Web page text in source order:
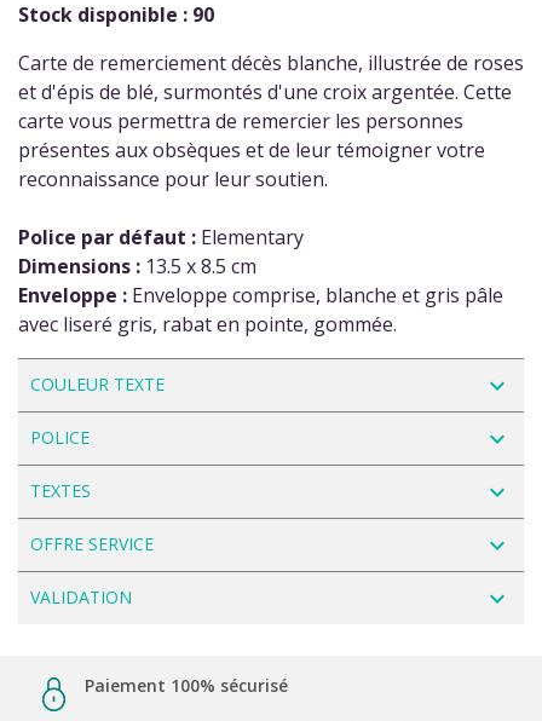
Stock disponible : 90
Carte de remerciement décès blanche, illustrée de roses
et d'épis de blé, surmontés d'une croix argentée. Cette
carte vous permettra de remercier les personnes
présentes aux obsèques et de leur témoigner votre
reconnaissance pour leur soutien.
Police par défaut : Elementary
Dimensions : 13.5 x 8.5 cm
Enveloppe : Enveloppe comprise, blanche et gris pâle
avec liseré gris, rabat en pointe, gommée.
COULEUR TEXTE navigate_next
POLICE navigate_next
TEXTES navigate_next
OFFRE SERVICE navigate_next
VALIDATION navigate_next
Paiement 100% sécurisé